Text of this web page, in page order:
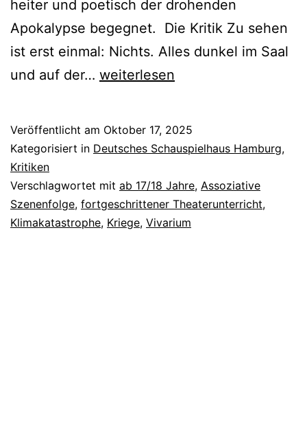
heiter und poetisch der drohenden
Apokalypse begegnet. Die Kritik Zu sehen
ist erst einmal: Nichts. Alles dunkel im Saal
und auf der… Vampire’s
weiterlesen
Veröffentlicht am Oktober 17, 2025
Kategorisiert in Deutsches Schauspielhaus Hamburg,
Kritiken
Verschlagwortet mit ab 17/18 Jahre, Assoziative
Szenenfolge, fortgeschrittener Theaterunterricht,
Klimakatastrophe, Kriege, Vivarium